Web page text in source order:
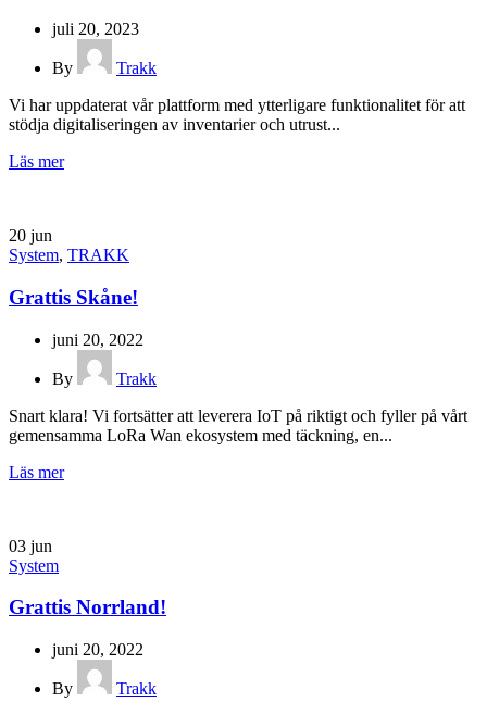
juli 20, 2023
By
Trakk
Vi har uppdaterat vår plattform med ytterligare funktionalitet för att
stödja digitaliseringen av inventarier och utrust...
Läs mer
20 jun
System, TRAKK
Grattis Skåne!
juni 20, 2022
By
Trakk
Snart klara! Vi fortsätter att leverera IoT på riktigt och fyller på vårt
gemensamma LoRa Wan ekosystem med täckning, en...
Läs mer
03 jun
System
Grattis Norrland!
juni 20, 2022
By
Trakk